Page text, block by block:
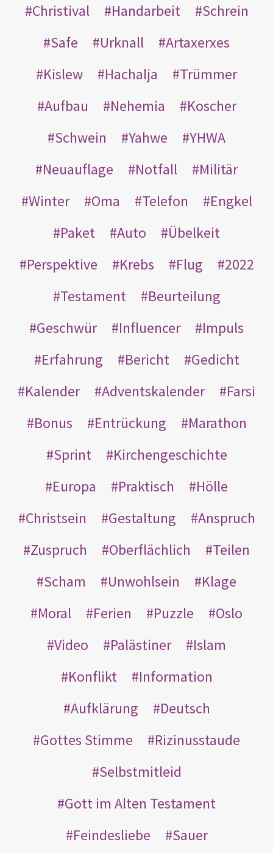
Christival Handarbeit
Schrein
Safe
Urknall
Artaxerxes
Kislew
Hachalja
Trümmer
Aufbau
Nehemia
Koscher
Schwein
Yahwe
YHWA
Neuauflage
Notfall
Militär
Winter
Oma Telefon
Engkel
Paket
Auto
Übelkeit
Perspektive
Krebs Flug
2022
Testament
Beurteilung
Geschwür
Influencer
Impuls
Erfahrung
Bericht
Gedicht
Kalender
Adventskalender
Farsi
Bonus
Entrückung
Marathon
Sprint
Kirchengeschichte
Europa
Praktisch
Hölle
Christsein
Gestaltung
Anspruch
Zuspruch
Oberflächlich
Teilen
Scham
Unwohlsein
Klage
Moral
Ferien Puzzle
Oslo
Video
Palästiner
Islam
Konflikt
Information
Aufklärung
Deutsch
Gottes Stimme
Rizinusstaude
Selbstmitleid
Gott im Alten Testament
Feindesliebe
Sauer